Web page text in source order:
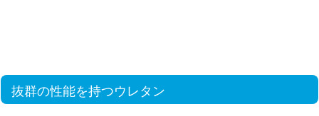
抜群の性能を持つウレタン